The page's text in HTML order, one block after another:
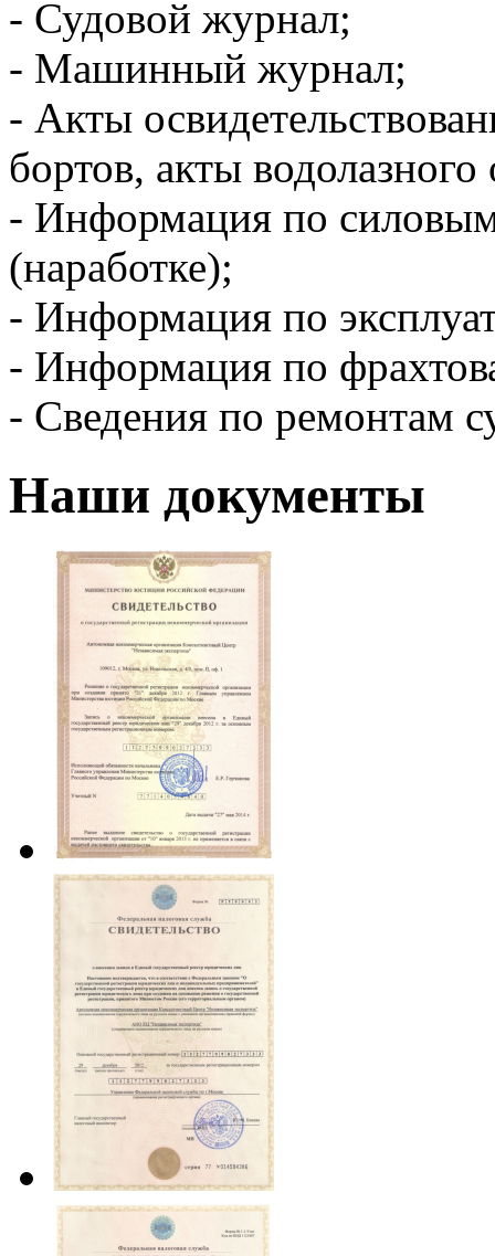
-​ Судовой журнал;
-​ Машинный журнал;
-​ Акты
бортов, акты
-​ Информация по
(наработке);
-​ Информация по
-​ Информация по
-​ Сведения по ремонтам
Наши документы